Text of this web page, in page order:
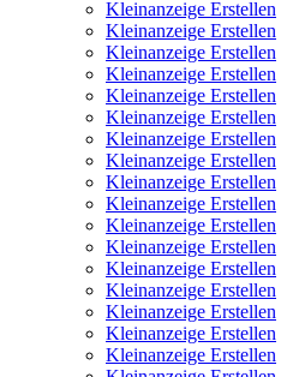
Kleinanzeige Erstellen
Kleinanzeige Erstellen
Kleinanzeige Erstellen
Kleinanzeige Erstellen
Kleinanzeige Erstellen
Kleinanzeige Erstellen
Kleinanzeige Erstellen
Kleinanzeige Erstellen
Kleinanzeige Erstellen
Kleinanzeige Erstellen
Kleinanzeige Erstellen
Kleinanzeige Erstellen
Kleinanzeige Erstellen
Kleinanzeige Erstellen
Kleinanzeige Erstellen
Kleinanzeige Erstellen
Kleinanzeige Erstellen